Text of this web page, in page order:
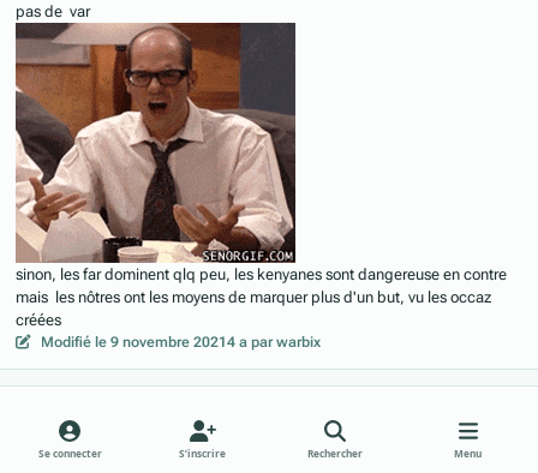
pas de var
sinon, les far dominent qlq peu, les kenyanes sont dangereuse en contre
mais les nôtres ont les moyens de marquer plus d'un but, vu les occaz
créées
Modifié le 9 novembre 20214 a par warbix
Mentalist Membre
Posté(e) le 9 novembre 2021
Se connecter S’inscrire Rechercher Menu